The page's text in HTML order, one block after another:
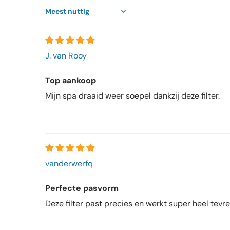
Sort by
J. van Rooy
Top aankoop
Mijn spa draaid weer soepel dankzij deze filter.
vanderwerfq
Perfecte pasvorm
Deze filter past precies en werkt super heel